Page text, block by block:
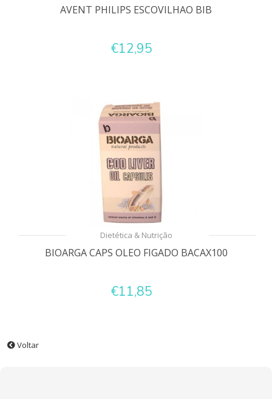
AVENT PHILIPS ESCOVILHAO BIB
€12,95
Dietética & Nutrição
BIOARGA CAPS OLEO FIGADO BACAX100
€11,85
Voltar